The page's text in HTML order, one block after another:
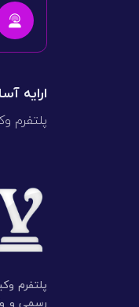
ارایه
پلتفرم
پلتفرم
رسمی و